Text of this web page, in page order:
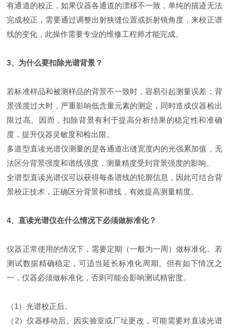
有通道的校正，如果仪器各通道的漂移不一致，单纯的描迹无法
完成校正，需要通过调整出射狭缝位置或折射镜角度，来校正谱
线的变化，此操作需要专业的维修工程师才能完成。
3、为什么要扣除光谱背景？
若标准样品和被测样品的背景不一致时，容易引起测量误差；背
景强度过大时，严重影响低含量元素的测定，同时造成仪器检出
限过高。因而，扣除背景有利于提高分析结果的稳定性和准确
度，提升仪器灵敏度和检出限。
多道型直读光谱仪测量的是各通道出缝宽度内的光强累加值，无
法区分背景强度和谱线强度，测量精度受到背景强度的影响。
全谱型直读光谱仪可以获得每条谱线的轮廓信息，因此可结合背
景校正技术，正确区分背景和谱线，有效提高测量精度。
4、直读光谱仪在什么情况下必须做标准化？
仪器正常使用的情况下，需要定期（一般为一周）做标准化。若
测试数据精确稳定，可适当延长标准化周期。但有如下情况之
一，仪器必须做标准化，否则可能会影响测试精密度。
（1）光谱校正后。
（2）仪器移动后。因实验室或厂址更改，可能需要对直读光谱